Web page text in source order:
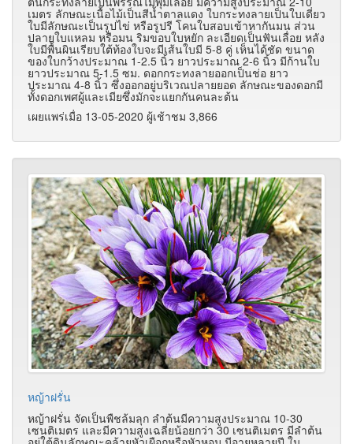
เมตร ลักษณะเนื้อไม้เป็นสีน้ำตาลแดง ใบกระทงลายเป็นใบเดี่ยว
ใบมีลักษณะเป็นรูปไข่ หรือรูปรี โคนใบสอบเข้าหากันมน ส่วน
ปลายใบแหลม หรือมน ริมขอบใบหยัก ละเอียดเป็นฟันเลื่อย หลัง
ใบมีพื้นผินเรียบใต้ท้องใบจะมีเส้นใบมี 5-8 คู่ เห็นได้ชัด ขนาด
ของใบกว้างประมาณ 1-2.5 นิ้ว ยาวประมาณ 2-6 นิ้ว มีก้านใบ
ยาวประมาณ 5-1.5 ซม. ดอกกระทงลายออกเป็นช่อ ยาว
ประมาณ 4-8 นิ้ว ซึ่งออกอยู่บริเวณปลายยอด ลักษณะของดอกมี
ทั้งดอกเพศผู้และเมียซึ่งมักจะแยกกันคนละต้น
เผยแพร่เมื่อ 13-05-2020 ผู้เช้าชม 3,866
หญ้าฝรั่น
หญ้าฝรั่น จัดเป็นพืชล้มลุก ลำต้นมีความสูงประมาณ 10-30
เซนติเมตร และมีความสูงเฉลี่ยน้อยกว่า 30 เซนติเมตร มีลำต้น